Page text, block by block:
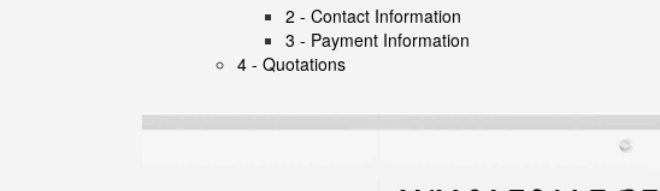
2 - Contact Information
3 - Payment Information
4 - Quotations